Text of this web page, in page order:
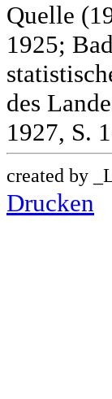
Quelle
1925;
des
1927, S.
created by
Drucken